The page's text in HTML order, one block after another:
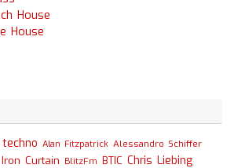
House
House
Alan Fitzpatrick Alessandro Schiffer
Curtain BlitzFm BTIC Chris Liebing